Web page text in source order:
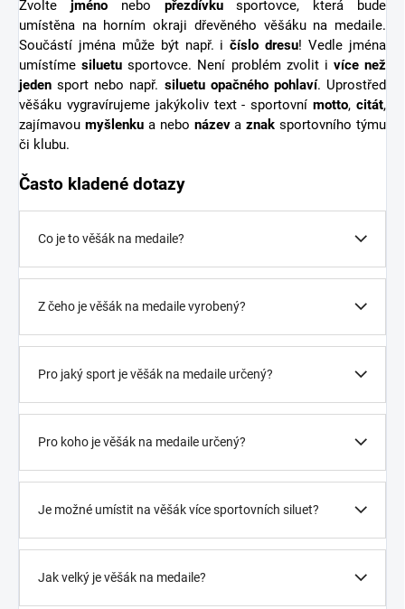
Zvolte jménonebo přezdívkusportovce, která bude
umístěna na horním okraji dřevěného věšáku na medaile.
Součástí jména může být např. ičíslo dresu! Vedle jména
umístímesiluetu sportovce. Není problém zvolit i více než
jeden sport nebo např. siluetu opačného pohlaví. Uprostřed
věšáku vygravírujeme jakýkoliv text - sportovnímotto,citát,
zajímavou myšlenkua nebo názevaznak sportovního týmu
či klubu.
Často kladené dotazy
Co je to věšák na medaile?
Z čeho je věšák na medaile vyrobený?
Pro jaký sport je věšák na medaile určený?
Pro koho je věšák na medaile určený?
Je možné umístit na věšák více sportovních siluet?
Jak velký je věšák na medaile?